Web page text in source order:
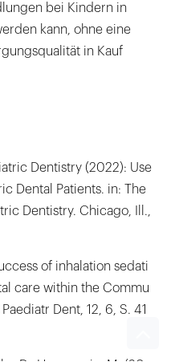
bei Kindern in
kann, ohne eine
in Kauf
Dentistry (2022): Use
Dental Patients. in: The
Dentistry. Chicago, Ill.,
of inhalation sedati
care within the Commu
Dent, 12, 6, S. 41